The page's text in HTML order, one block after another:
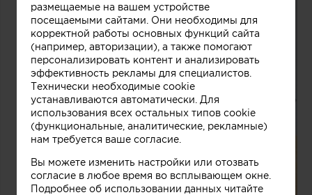
размещаемые на вашем устройстве
посещаемыми сайтами. Они необходимы для
корректной работы основных функций сайта
(например, авторизации), а также помогают
персонализировать контент и анализировать
эффективность рекламы для специалистов.
Технически необходимые cookie
устанавливаются автоматически. Для
использования всех остальных типов cookie
(функциональные, аналитические, рекламные)
нам требуется ваше согласие.
Вы можете изменить настройки или отозвать
согласие в любое время во всплывающем окне.
Подробнее об использовании данных читайте